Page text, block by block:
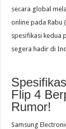
secara global
online pada Rabu
spesifikasi kedua
segera hadir di
Flip 4
Rumor!
Samsung